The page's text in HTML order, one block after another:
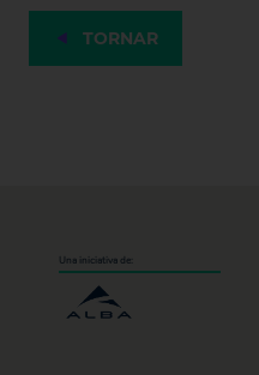
TORNAR
Una iniciativa de: